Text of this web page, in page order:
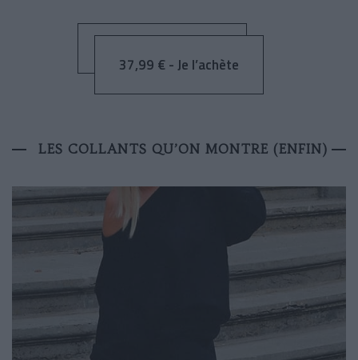
37,99 € - Je l’achète
LES COLLANTS QU’ON MONTRE (ENFIN)